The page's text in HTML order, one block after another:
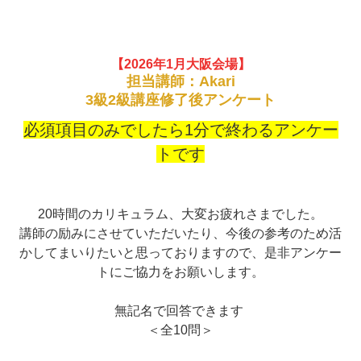
【2026年1月大阪会場】
担当講師：Akari
3級2級講座修了後アンケート
必須項目のみでしたら1分で終わるアンケー
トです
20時間のカリキュラム、大変お疲れさまでした。
講師の励みにさせていただいたり、今後の参考のため活
かしてまいりたいと思っておりますので、是非アンケー
トにご協力をお願いします。
無記名で回答できます
＜全10問＞